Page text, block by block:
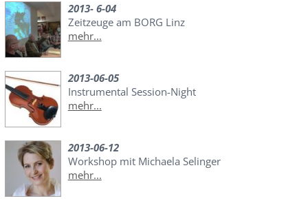
2013- 6-04
Zeitzeuge am BORG Linz
mehr...
2013-06-05
Instrumental Session-Night
mehr...
2013-06-12
Workshop mit Michaela Selinger
mehr...